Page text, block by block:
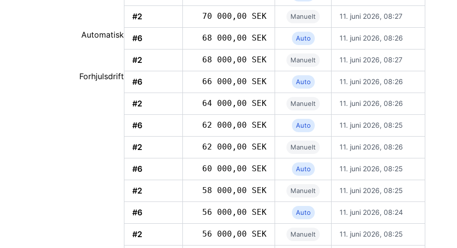
Automatisk
Forhjulsdrift
#2 70 000,00 SEK Manuelt 11. juni 2026, 08:27
#6 68 000,00 SEK Auto 11. juni 2026, 08:26
#2 68 000,00 SEK Manuelt 11. juni 2026, 08:27
#6 66 000,00 SEK Auto 11. juni 2026, 08:26
#2 64 000,00 SEK Manuelt 11. juni 2026, 08:26
#6 62 000,00 SEK Auto 11. juni 2026, 08:25
#2 62 000,00 SEK Manuelt 11. juni 2026, 08:26
#6 60 000,00 SEK Auto 11. juni 2026, 08:25
#2 58 000,00 SEK Manuelt 11. juni 2026, 08:25
#6 56 000,00 SEK Auto 11. juni 2026, 08:24
#2 56 000,00 SEK Manuelt 11. juni 2026, 08:25